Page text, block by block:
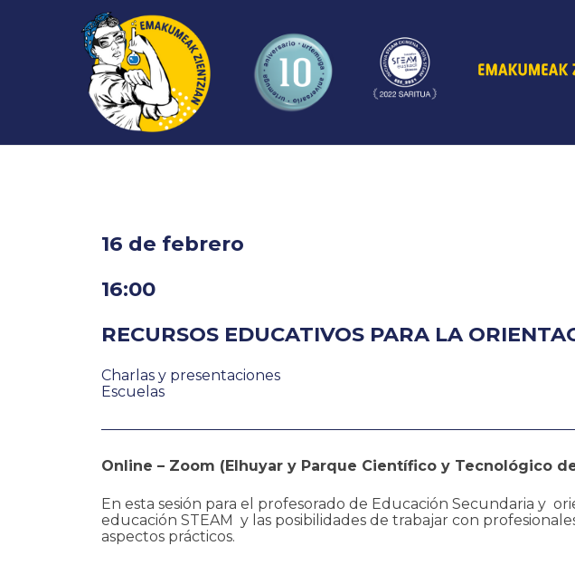
16 de febrero
16:00
RECURSOS EDUCATIVOS PARA LA
Charlas y presentaciones
Escuelas
Online – Zoom (Elhuyar y Parque Científico y Tecnológico
En esta sesión para el profesorado de Educación Secundaria y
educación STEAM y las posibilidades de trabajar con
aspectos prácticos.